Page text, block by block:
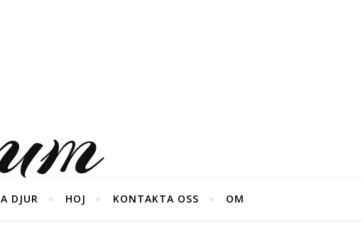
DJUR HOJ KONTAKTA OSS OM